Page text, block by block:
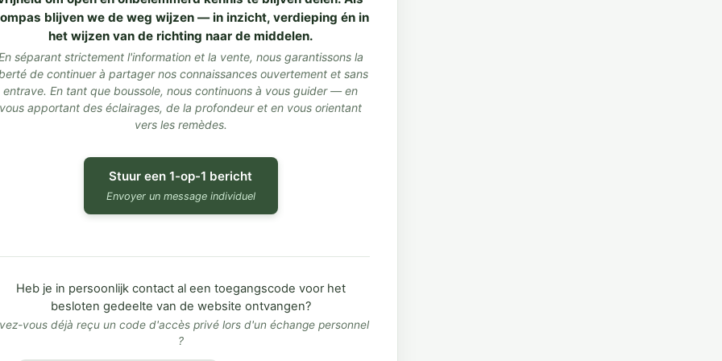
blijven we de weg wijzen — in inzicht, verdieping én in
het wijzen van de richting naar de middelen.
séparant strictement l'information et la vente, nous garantissons la
de continuer à partager nos connaissances ouvertement et sans
entrave. En tant que boussole, nous continuons à vous guider — en
vous apportant des éclairages, de la profondeur et en vous orientant
vers les remèdes.
Stuur een 1-op-1 bericht
Envoyer un message individuel
Heb je in persoonlijk contact al een toegangscode voor het
besloten gedeelte van de website ontvangen?
vous déjà reçu un code d'accès privé lors d'un échange personnel
?